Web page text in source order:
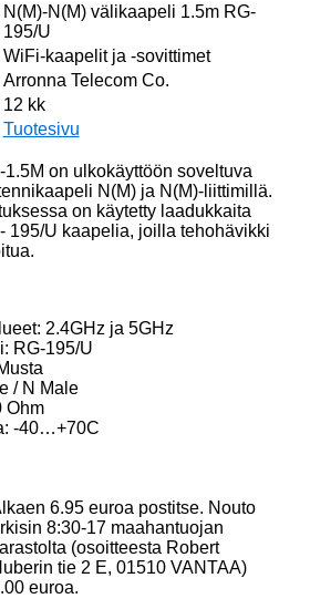
N(M)-N(M) välikaapeli 1.5m RG-
195/U
WiFi-kaapelit ja -sovittimet
Arronna Telecom Co.
12 kk
Tuotesivu
on ulkokäyttöön soveltuva
N(M) ja N(M)-liittimillä.
on käytetty laadukkaita
195/U kaapelia, joilla tehohävikki
2.4GHz ja 5GHz
RG-195/U
/ N Male
Ohm
-40…+70C
6.95 euroa postitse. Nouto
8:30-17 maahantuojan
(osoitteesta Robert
tie 2 E, 01510 VANTAA)
euroa.